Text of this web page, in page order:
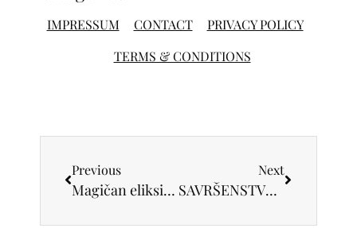
IMPRESSUM CONTACT
PRIVACY POLICY
TERMS & CONDITIONS
Previous
Magičan eliksir za kosu Gorgeous Growth by Viviscal Srbija je must have u vašem kupatilu!
Next
SAVRŠENSTVO PRIRODE PODIGNUTO NA VICHY NIVO